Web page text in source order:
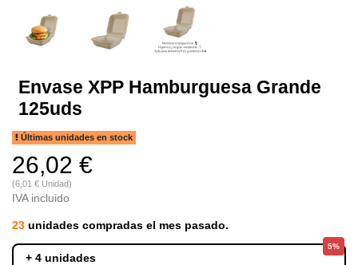
Envase XPP Hamburguesa Grande
125uds
Últimas unidades en stock
26,02 €
(6,01 € Unidad)
IVA incluido
23 unidades compradas el mes pasado.
5%
+ 4 unidades